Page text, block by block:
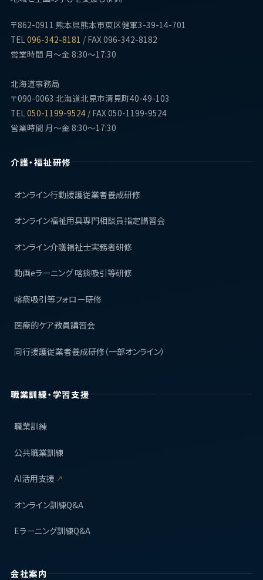
〒862-0911 熊本県熊本市東区健軍3-39-14-701
TEL096-342-8181 / FAX 096-342-8182
営業時間 月〜金 8:30〜17:30
北海道事務局
〒090-0063 北海道北見市清見町40-49-103
TEL050-1199-9524 / FAX 050-1199-9524
営業時間 月〜金 8:30〜17:30
介護・福祉研修
オンライン行動援護従業者養成研修
オンライン福祉用具専門相談員指定講習会
オンライン介護福祉士実務者研修
動画eラーニング 喀痰吸引等研修
喀痰吸引等フォロー研修
医療的ケア教員講習会
同行援護従業者養成研修（一部オンライン）
職業訓練・学習支援
職業訓練
公共職業訓練
AI活用支援 ↗
オンライン訓練Q&A
Eラーニング訓練Q&A
会社案内